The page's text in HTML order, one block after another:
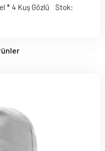
* 4 Kuş Gözlü Stok: